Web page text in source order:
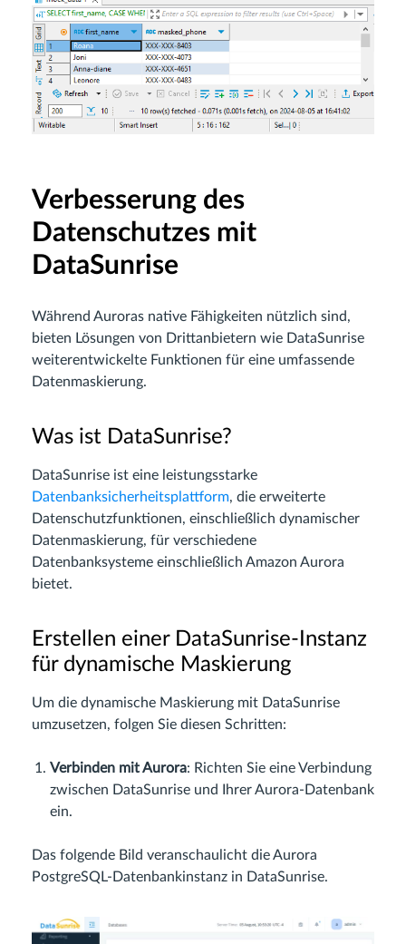
Verbesserung des
Datenschutzes mit
DataSunrise
Während Auroras native Fähigkeiten nützlich sind,
bieten Lösungen von Drittanbietern wie DataSunrise
weiterentwickelte Funktionen für eine umfassende
Datenmaskierung.
Was ist DataSunrise?
DataSunrise ist eine leistungsstarke
Datenbanksicherheitsplattform, die erweiterte
Datenschutzfunktionen, einschließlich dynamischer
Datenmaskierung, für verschiedene
Datenbanksysteme einschließlich Amazon Aurora
bietet.
Erstellen einer DataSunrise-Instanz
für dynamische Maskierung
Um die dynamische Maskierung mit DataSunrise
umzusetzen, folgen Sie diesen Schritten:
Verbinden mit Aurora: Richten Sie eine Verbindung
zwischen DataSunrise und Ihrer Aurora-Datenbank
ein.
Das folgende Bild veranschaulicht die Aurora
PostgreSQL-Datenbankinstanz in DataSunrise.